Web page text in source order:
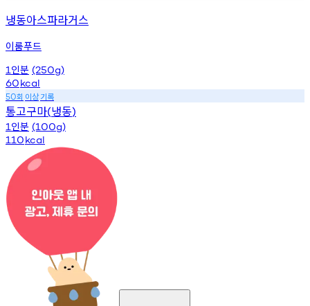
냉동아스파라거스
이룸푸드
1 인분 (250g)
60kcal
50회 이상기록
통고구마(냉동)
1 인분 (100g)
110kcal